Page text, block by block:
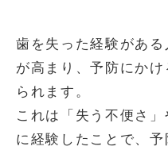
歯を失った経験があ
が高まり、予防にか
られます。
これは「失う不便さ
に経験したことで、